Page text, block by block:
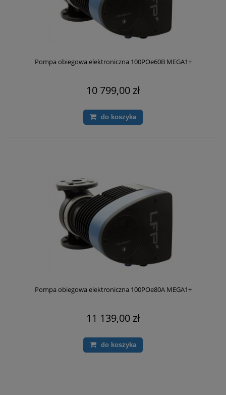
Pompa obiegowa elektroniczna 100POe60B MEGA1+
10 799,00 zł
do koszyka
Pompa obiegowa elektroniczna 100POe80A MEGA1+
11 139,00 zł
do koszyka